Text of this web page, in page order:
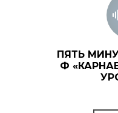
ПЯТЬ
Ф